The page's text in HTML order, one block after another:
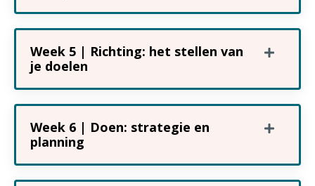
Week 5 | Richting: het stellen van
je doelen
Week 6 | Doen: strategie en
planning